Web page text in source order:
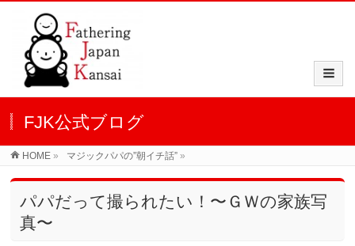
FJK公式ブログ
HOME » マジックパパの”朝イチ話” »
パパだって撮られたい！〜ＧＷの家族写
真〜